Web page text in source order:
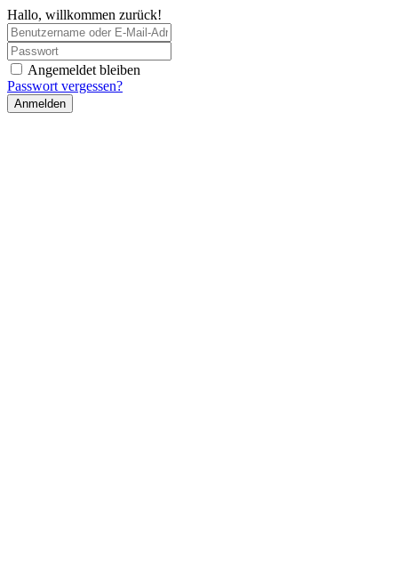
Hallo, willkommen zurück!
Angemeldet bleiben
Passwort vergessen?
Anmelden